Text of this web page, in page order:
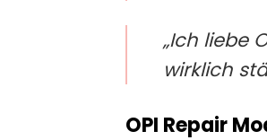
„Ich liebe
wirklich
OPI Repair